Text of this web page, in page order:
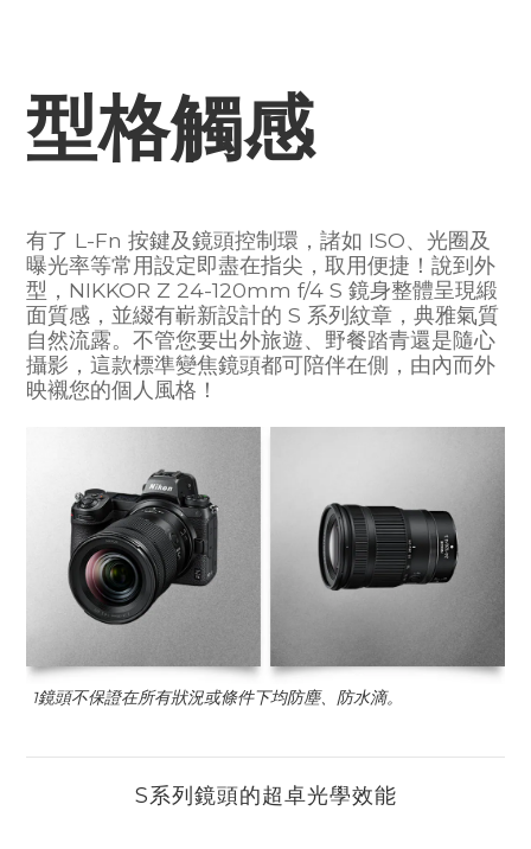
型格觸感
有了 L-Fn 按鍵及鏡頭控制環，諸如 ISO、光圈及
曝光率等常用設定即盡在指尖，取用便捷！說到外
型，NIKKOR Z 24-120mm f/4 S 鏡身整體呈現緞
面質感，並綴有嶄新設計的 S 系列紋章，典雅氣質
自然流露。不管您要出外旅遊、野餐踏青還是隨心
攝影，這款標準變焦鏡頭都可陪伴在側，由內而外
映襯您的個人風格！
1鏡頭不保證在所有狀況或條件下均防塵、防水滴。
S系列鏡頭的超卓光學效能